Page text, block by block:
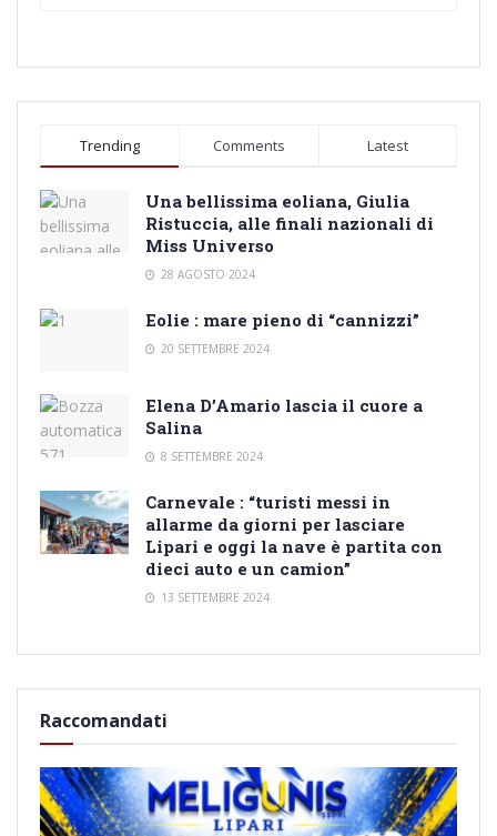
Trending Comments Latest
Una bellissima eoliana, Giulia
Ristuccia, alle finali nazionali di
Miss Universo
28 AGOSTO 2024
Eolie : mare pieno di “cannizzi”
20 SETTEMBRE 2024
Elena D’Amario lascia il cuore a
Salina
8 SETTEMBRE 2024
Carnevale : “turisti messi in
allarme da giorni per lasciare
Lipari e oggi la nave è partita con
dieci auto e un camion”
13 SETTEMBRE 2024
Raccomandati